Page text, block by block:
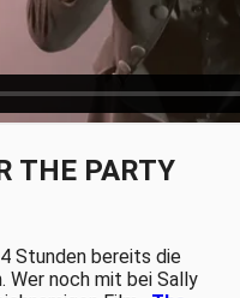
THE PARTY
Stunden bereits die
Wer noch mit bei Sally